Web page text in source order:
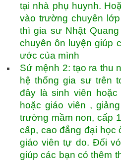
tại nhà phụ huynh.
vào trường chuyên
thì gia sư Nhật
chuyên ôn luyện giúp
ước của mình
Sứ mệnh 2: tạo ra thu
hệ thống gia sư trên
đây là sinh viên
hoặc giáo viên ,
trường mầm non, cấp
cấp, cao đẳng đại học
giáo viên tự do. Đối
giúp các bạn có thêm